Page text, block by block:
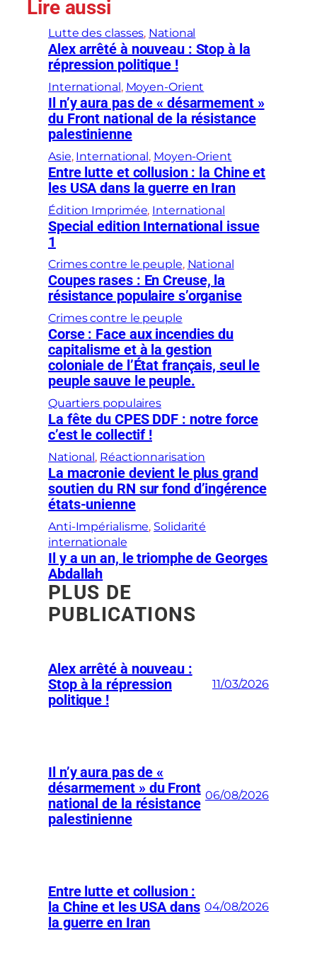
Lire aussi
Lutte des classes, National
Alex arrêté à nouveau : Stop à la
répression politique !
International , Moyen-Orient
Il n’y aura pas de « désarmement »
du Front national de la résistance
palestinienne
Asie, International , Moyen-Orient
Entre lutte et collusion : la Chine et
les USA dans la guerre en Iran
Édition Imprimée, International
Special edition International issue
1
Crimes contre le peuple, National
Coupes rases : En Creuse, la
résistance populaire s’organise
Crimes contre le peuple
Corse : Face aux incendies du
capitalisme et à la gestion
coloniale de l’État français, seul le
peuple sauve le peuple.
Quartiers populaires
La fête du CPES DDF : notre force
c’est le collectif !
National , Réactionnarisation
La macronie devient le plus grand
soutien du RN sur fond d’ingérence
états-unienne
Anti-Impérialisme, Solidarité
internationale
Il y a un an, le triomphe de Georges
Abdallah
PLUS DE
PUBLICATIONS
Alex arrêté à nouveau :
Stop à la répression
politique !
11/03/2026
Il n’y aura pas de «
désarmement » du Front
national de la résistance
palestinienne
06/08/2026
Entre lutte et collusion :
la Chine et les USA dans
la guerre en Iran
04/08/2026